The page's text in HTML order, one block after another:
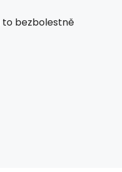
to bezbolestně